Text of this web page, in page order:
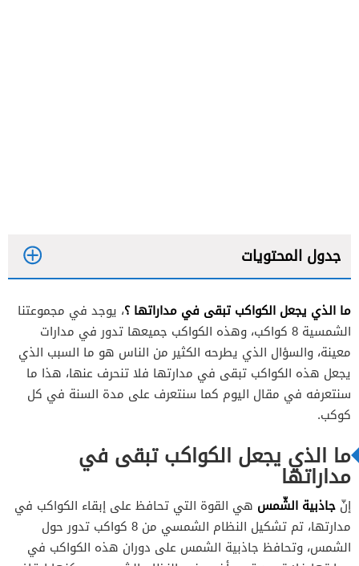
جدول المحتويات
ما الذي يجعل الكواكب تبقى في مداراتها ؟، يوجد في مجموعتنا
الشمسية 8 كواكب، وهذه الكواكب جميعها تدور في مدارات
معينة، والسؤال الذي يطرحه الكثير من الناس هو ما السبب الذي
يجعل هذه الكواكب تبقى في مدارتها فلا تنحرف عنها، هذا ما
سنتعرفه في مقال اليوم كما سنتعرف على مدة السنة في كل
كوكب.
ما الذي يجعل الكواكب تبقى في
مداراتها
إنّ جاذبية الشّمس هي القوة التي تحافظ على إبقاء الكواكب في
مدارتها، تم تشكيل النظام الشمسي من 8 كواكب تدور حول
الشمس، وتحافظ جاذبية الشمس على دوران هذه الكواكب في